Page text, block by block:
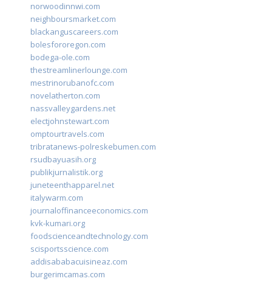
norwoodinnwi.com
neighboursmarket.com
blackanguscareers.com
bolesfororegon.com
bodega-ole.com
thestreamlinerlounge.com
mestrinorubanofc.com
novelatherton.com
nassvalleygardens.net
electjohnstewart.com
omptourtravels.com
tribratanews-polreskebumen.com
rsudbayuasih.org
publikjurnalistik.org
juneteenthapparel.net
italywarm.com
journaloffinanceeconomics.com
kvk-kumari.org
foodscienceandtechnology.com
scisportsscience.com
addisababacuisineaz.com
burgerimcamas.com